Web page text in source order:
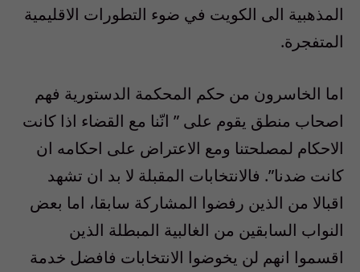
المذهبية الى الكويت في ضوء التطورات الاقليمية
المتفجرة.
اما الخاسرون من حكم المحكمة الدستورية فهم
اصحاب منطق يقوم على ” انّنا مع القضاء اذا كانت
الاحكام لمصلحتنا ومع الاعتراض على احكامه ان
كانت ضدنا”. فالانتخابات المقبلة لا بد ان تشهد
اقبالا من الذين رفضوا المشاركة سابقا، اما بعض
النواب السابقين من الغالبية المبطلة الذين
اقسموا انهم لن يخوضوا الانتخابات فافضل خدمة